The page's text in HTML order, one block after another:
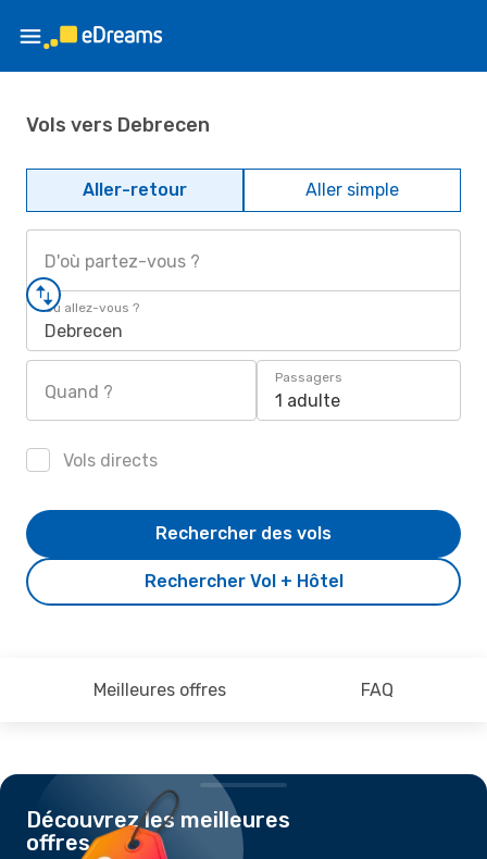
Vols vers Debrecen
Aller-retour Aller simple
D'où partez-vous ?
Où allez-vous ?
Debrecen
Quand ?
Passagers
1 adulte
Vols directs
Rechercher Vol + Hôtel
Rechercher des vols
Meilleures offres FAQ
Découvrez les meilleures
offres